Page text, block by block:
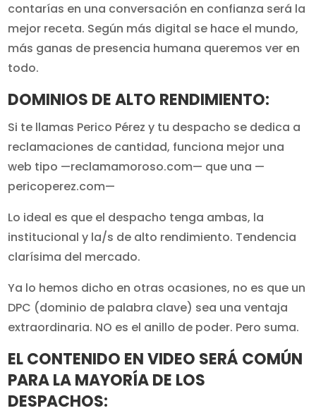
contarías en una conversación en confianza será la
mejor receta. Según más digital se hace el mundo,
más ganas de presencia humana queremos ver en
todo.
DOMINIOS DE ALTO RENDIMIENTO:
Si te llamas Perico Pérez y tu despacho se dedica a
reclamaciones de cantidad, funciona mejor una
web tipo —reclamamoroso.com— que una —
pericoperez.com—
Lo ideal es que el despacho tenga ambas, la
institucional y la/s de alto rendimiento. Tendencia
clarísima del mercado.
Ya lo hemos dicho en otras ocasiones, no es que un
DPC (dominio de palabra clave) sea una ventaja
extraordinaria. NO es el anillo de poder. Pero suma.
EL CONTENIDO EN VIDEO SERÁ COMÚN
PARA LA MAYORÍA DE LOS
DESPACHOS: